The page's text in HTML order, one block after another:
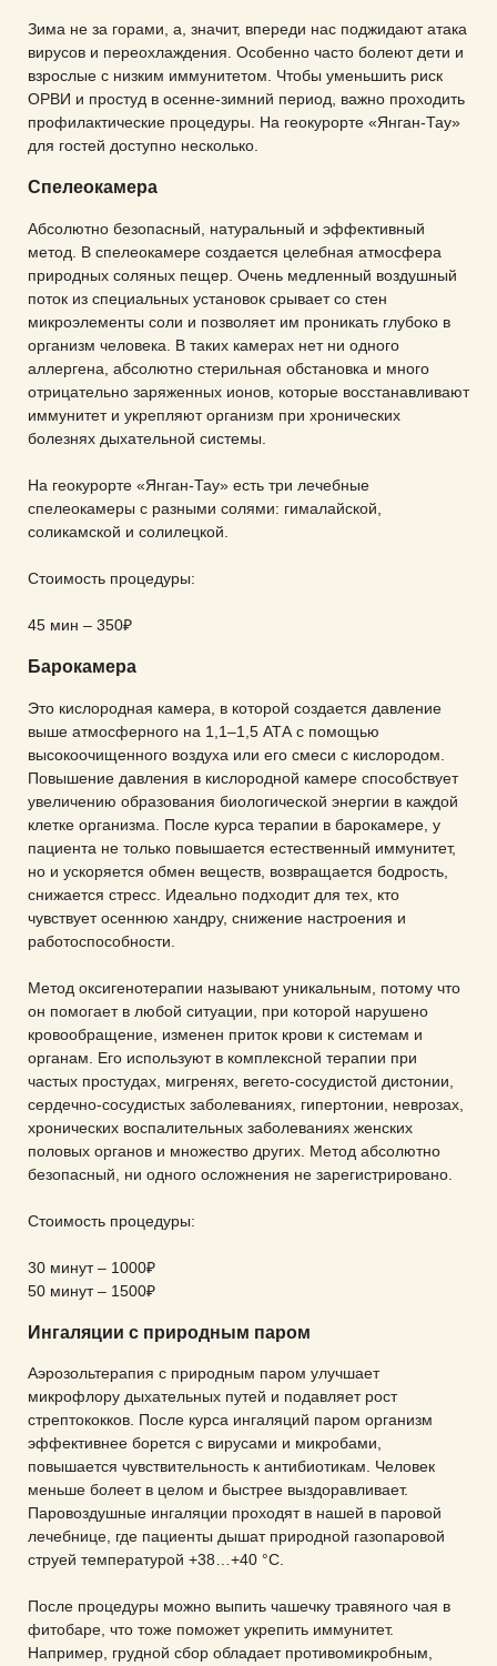
Лечение межпозвоночной грыжи
Лечение сколиоза
Лечение артроза
Лечение ревматоидного артрита
Лечение остеохондроза
Лечение протрузий межпозвоночных
дисков
Лечение бронхиальной астмы
Лечение пиелонефрита
Лечение мочекаменной болезни
Ведапульс
Биоимпедансометрия
Клинические лабораторные
исследования
Карбокситерапия
Ударно-волновая терапия
Дуплексное сканирование артерий
Дуплексное сканирование вен нижних
конечностей
ТРУЗИ
Спектральная фототерапия
Гирудотерапия
Плантография
УЗИ
Пульсогемоиндикация
Иммуноферментные и иммунохимические
Озонотерапия
Зима не за горами, а, значит, впереди нас поджидают атака
вирусов и переохлаждения. Особенно часто болеют дети и
взрослые с низким иммунитетом. Чтобы уменьшить риск
ОРВИ и простуд в осенне-зимний период, важно проходить
профилактические процедуры. На геокурорте «Янган-Тау»
для гостей доступно несколько.
Спелеокамера
Абсолютно безопасный, натуральный и эффективный
метод. В спелеокамере создается целебная атмосфера
природных соляных пещер. Очень медленный воздушный
поток из специальных установок срывает со стен
микроэлементы соли и позволяет им проникать глубоко в
организм человека. В таких камерах нет ни одного
аллергена, абсолютно стерильная обстановка и много
отрицательно заряженных ионов, которые восстанавливают
иммунитет и укрепляют организм при хронических
болезнях дыхательной системы.
На геокурорте «Янган-Тау» есть три лечебные
спелеокамеры с разными солями: гималайской,
соликамской и солилецкой.
Стоимость процедуры:
45 мин – 350₽
Барокамера
Это кислородная камера, в которой создается давление
выше атмосферного на 1,1–1,5 АТА с помощью
высокоочищенного воздуха или его смеси с кислородом.
Повышение давления в кислородной камере способствует
увеличению образования биологической энергии в каждой
клетке организма. После курса терапии в барокамере, у
пациента не только повышается естественный иммунитет,
но и ускоряется обмен веществ, возвращается бодрость,
снижается стресс. Идеально подходит для тех, кто
чувствует осеннюю хандру, снижение настроения и
работоспособности.
Метод оксигенотерапии называют уникальным, потому что
он помогает в любой ситуации, при которой нарушено
кровообращение, изменен приток крови к системам и
органам. Его используют в комплексной терапии при
частых простудах, мигренях, вегето-сосудистой дистонии,
сердечно-сосудистых заболеваниях, гипертонии, неврозах,
хронических воспалительных заболеваниях женских
половых органов и множество других. Метод абсолютно
безопасный, ни одного осложнения не зарегистрировано.
Стоимость процедуры:
30 минут – 1000₽
50 минут – 1500₽
Ингаляции с природным паром
Аэрозольтерапия с природным паром улучшает
микрофлору дыхательных путей и подавляет рост
стрептококков. После курса ингаляций паром организм
эффективнее борется с вирусами и микробами,
повышается чувствительность к антибиотикам. Человек
меньше болеет в целом и быстрее выздоравливает.
Паровоздушные ингаляции проходят в нашей в паровой
лечебнице, где пациенты дышат природной газопаровой
струей температурой +38…+40 °C.
После процедуры можно выпить чашечку травяного чая в
фитобаре, что тоже поможет укрепить иммунитет.
Например, грудной сбор обладает противомикробным,